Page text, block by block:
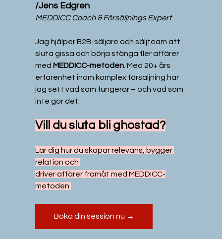
/Jens Edgren
MEDDICC Coach & Försäljnings Expert
Jag hjälper B2B-säljare och säljteam att
sluta gissa och börja stänga fler affärer
med MEDDICC-metoden . Med 20+ års
erfarenhet inom komplex försäljning har
jag sett vad som fungerar – och vad som
inte gör det.
Vill du sluta bli ghostad?
Lär dig hur du skapar relevans, bygger
relation och
driver affärer framåt med MEDDICC-
metoden.
Boka din session nu →